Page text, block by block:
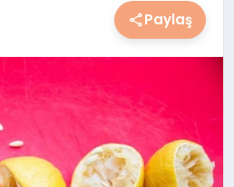
Paylaş